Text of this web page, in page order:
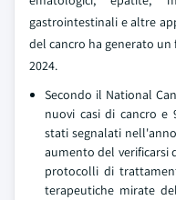
gastrointestinali e altre
del cancro ha generato
2024.
Secondo il National
nuovi casi di cancro e
stati segnalati
aumento del verificarsi
protocolli di
terapeutiche mirate